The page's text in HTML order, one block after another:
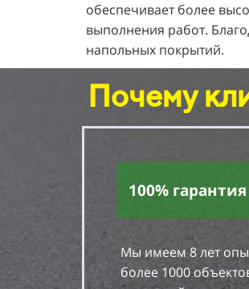
обеспечивает более
выполнения работ.
напольных покрытий.
Почему
100%
Мы имеем 8 лет
более 1000